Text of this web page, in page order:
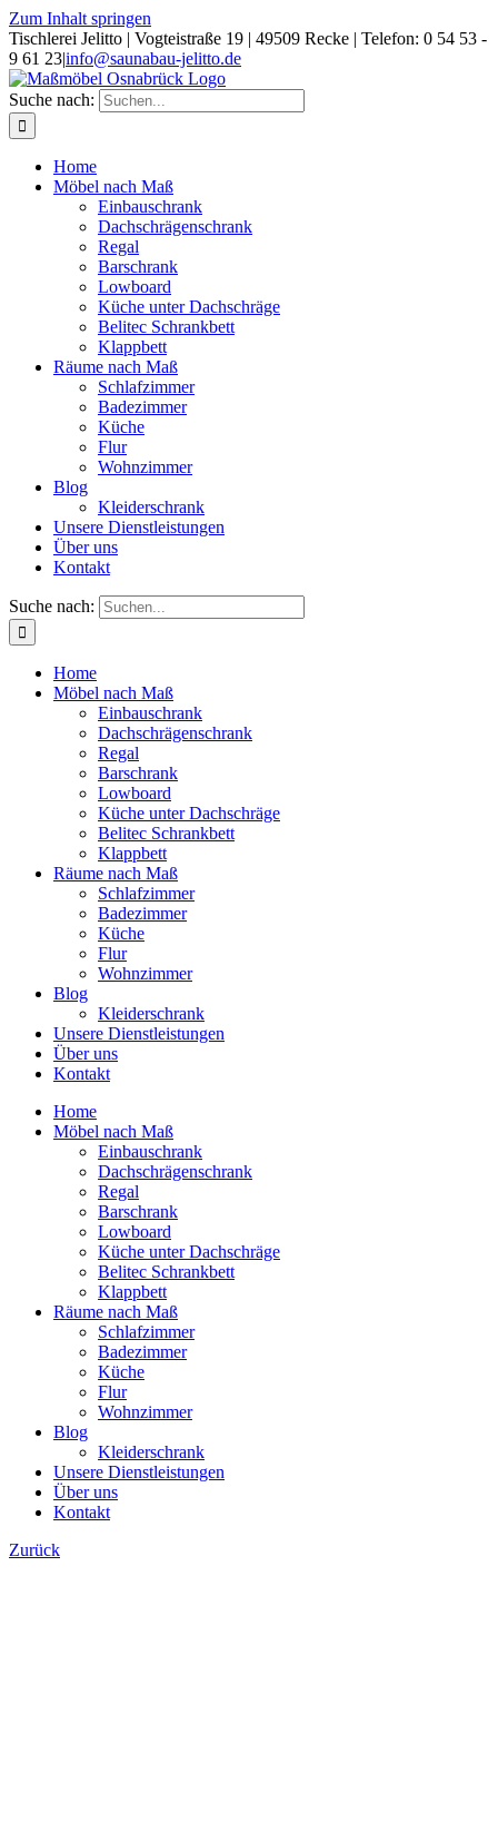
Zum Inhalt springen
Tischlerei Jelitto | Vogteistraße 19 | 49509 Recke | Telefon: 0 54 53 -
9 61 23|info@saunabau-jelitto.de
Suche nach:
Home
Möbel nach Maß
Einbauschrank
Dachschrägenschrank
Regal
Barschrank
Lowboard
Küche unter Dachschräge
Belitec Schrankbett
Klappbett
Räume nach Maß
Schlafzimmer
Badezimmer
Küche
Flur
Wohnzimmer
Blog
Kleiderschrank
Unsere Dienstleistungen
Über uns
Kontakt
Suche nach:
Home
Möbel nach Maß
Einbauschrank
Dachschrägenschrank
Regal
Barschrank
Lowboard
Küche unter Dachschräge
Belitec Schrankbett
Klappbett
Räume nach Maß
Schlafzimmer
Badezimmer
Küche
Flur
Wohnzimmer
Blog
Kleiderschrank
Unsere Dienstleistungen
Über uns
Kontakt
Home
Möbel nach Maß
Einbauschrank
Dachschrägenschrank
Regal
Barschrank
Lowboard
Küche unter Dachschräge
Belitec Schrankbett
Klappbett
Räume nach Maß
Schlafzimmer
Badezimmer
Küche
Flur
Wohnzimmer
Blog
Kleiderschrank
Unsere Dienstleistungen
Über uns
Kontakt
Zurück